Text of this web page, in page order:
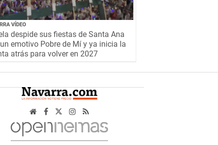
VÍDEO
despide sus fiestas de Santa Ana
emotivo Pobre de Mí y ya inicia la
atrás para volver en 2027